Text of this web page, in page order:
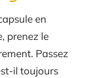
en
prenez le
Passez
il toujours